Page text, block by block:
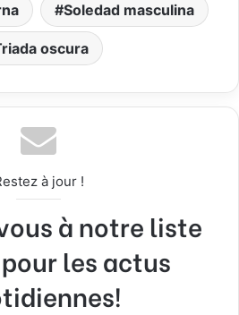
Soledad masculina
oscura
à jour !
à notre liste
les actus